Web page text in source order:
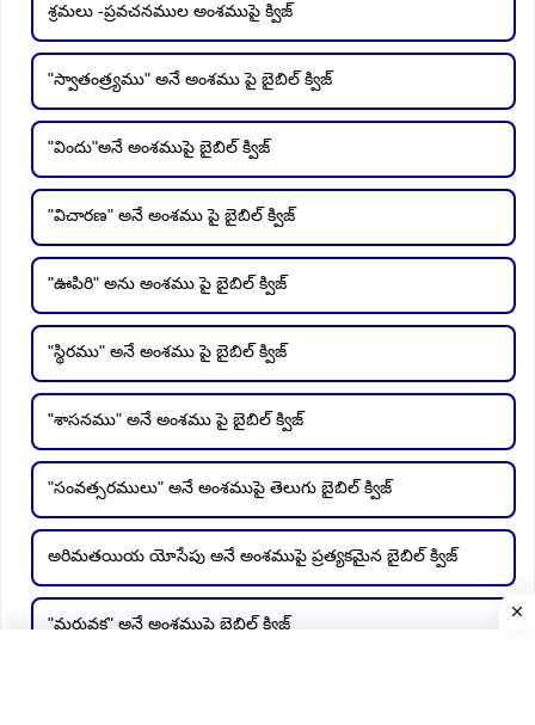
శ్రమలు -ప్రవచనముల అంశముపై క్విజ్
"స్వాతంత్ర్యము" అనే అంశము పై బైబిల్ క్విజ్
"విందు"అనే అంశముపై బైబిల్ క్విజ్
"విచారణ" అనే అంశము పై బైబిల్ క్విజ్
"ఊపిరి" అను అంశము పై బైబిల్ క్విజ్
"స్థిరము" అనే అంశము పై బైబిల్ క్విజ్
"శాసనము" అనే అంశము పై బైబిల్ క్విజ్
"సంవత్సరములు" అనే అంశముపై తెలుగు బైబిల్ క్విజ్
అరిమతయియ యోసేపు అనే అంశముపై ప్రత్యకమైన బైబిల్ క్విజ్
"మరువక" అనే అంశముపై బైబిల్ క్విజ్